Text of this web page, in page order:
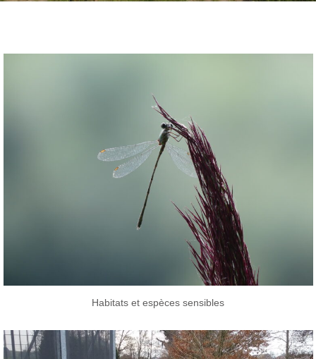
Habitats et espèces sensibles